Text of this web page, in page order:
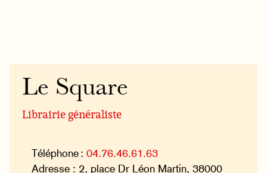
Le Square
Librairie généraliste
Téléphone :04.76.46.61.63
Adresse : 2, place Dr Léon Martin, 38000